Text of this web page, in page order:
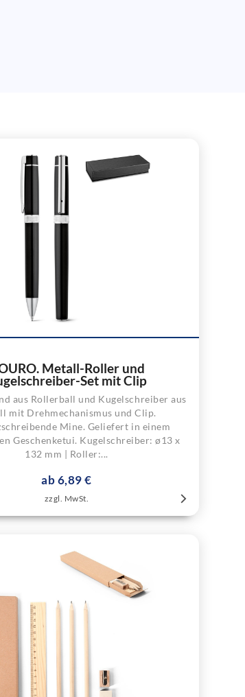
Metall-Roller und
Set mit Clip
aus Rollerball und Kugelschreiber aus
mit Drehmechanismus und Clip.
Mine. Geliefert in einem
Geschenketui. Kugelschreiber: ø13 x
132 mm | Roller:...
ab 6,89 €
zzgl. MwSt.